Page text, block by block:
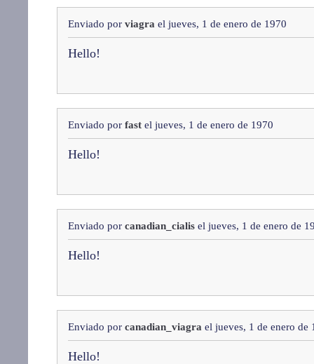
Enviado por viagra el jueves, 1 de enero de 1970
Hello!
Enviado por fast el jueves, 1 de enero de 1970
Hello!
Enviado por canadian_cialis el jueves, 1 de enero de
Hello!
Enviado por canadian_viagra el jueves, 1 de enero de
Hello!